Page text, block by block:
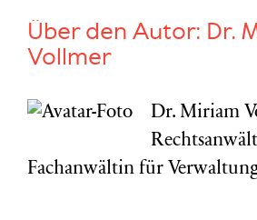
Über den Autor: Dr.
Vollmer
Dr. Miriam
Fachanwältin für